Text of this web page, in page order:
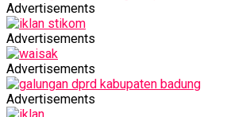
Advertisements
Advertisements
Advertisements
Advertisements